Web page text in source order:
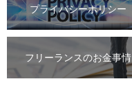
プライバシーポリシー
フリーランスのお金事情